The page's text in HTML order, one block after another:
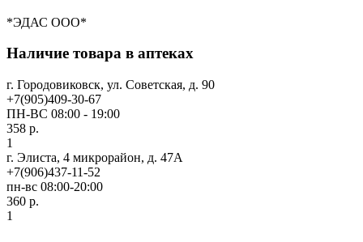
*ЭДАС ООО*
Наличие товара в аптеках
г. Городовиковск, ул. Советская, д. 90
+7(905)409-30-67
ПН-ВС 08:00 - 19:00
358 р.
1
г. Элиста, 4 микрорайон, д. 47А
+7(906)437-11-52
пн-вс 08:00-20:00
360 р.
1